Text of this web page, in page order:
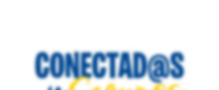
Campaña Conectad@s Y Segur@s